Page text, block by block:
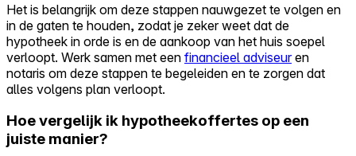
Het is belangrijk om deze stappen nauwgezet te volgen en
in de gaten te houden, zodat je zeker weet dat de
hypotheek in orde is en de aankoop van het huis soepel
verloopt. Werk samen met een financieel adviseuren
notaris om deze stappen te begeleiden en te zorgen dat
alles volgens plan verloopt.
Hoe vergelijk ik hypotheekoffertes op een
juiste manier?